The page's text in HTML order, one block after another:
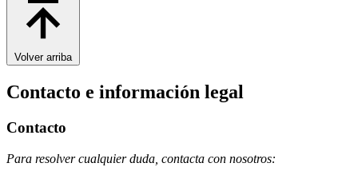
Volver arriba
Contacto e información legal
Contacto
Para resolver cualquier duda, contacta con nosotros: